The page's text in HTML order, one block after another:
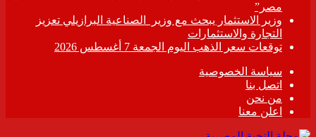
مصر”
وزير الاستثمار يبحث مع وزير الصناعية البرازيلي تعزيز
التجارة والاستثمارات
توقعات سعر الذهب اليوم الجمعة 7 أغسطس 2026
سياسة الخصوصية
اتصل بنا
من نحن
اعلن معنا